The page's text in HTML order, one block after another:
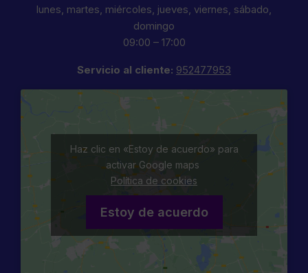
lunes, martes, miércoles, jueves, viernes, sábado,
domingo
09:00 – 17:00
Servicio al cliente: 952477953
Haz clic en «Estoy de acuerdo» para
activar Google maps
Política de cookies
Estoy de acuerdo